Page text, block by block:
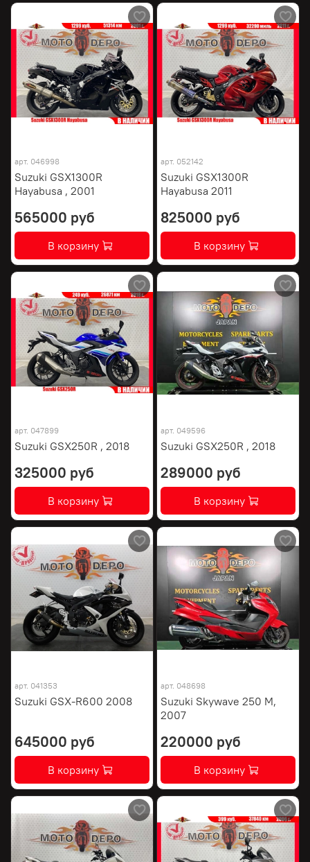
арт. 046998
Suzuki GSX1300R
Hayabusa , 2001
565000 руб
В корзину
арт. 052142
Suzuki GSX1300R
Hayabusa 2011
825000 руб
В корзину
арт. 047899
Suzuki GSX250R , 2018
325000 руб
В корзину
арт. 049596
Suzuki GSX250R , 2018
289000 руб
В корзину
арт. 041353
Suzuki GSX-R600 2008
645000 руб
В корзину
арт. 048698
Suzuki Skywave 250 M,
2007
220000 руб
В корзину